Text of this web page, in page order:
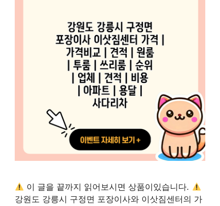
이 글을 끝까지 읽어보시면 상품이있습니다.
강원도 강릉시 구정면 포장이사와 이삿짐센터의 가